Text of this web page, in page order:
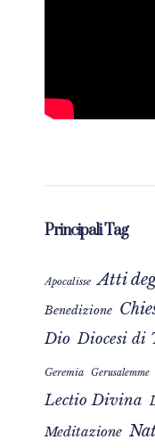
Principali Tag
Apocalisse Atti
Benedizione
Dio Diocesi di
Geremia Gerusalemme
Lectio Divina
Meditazione